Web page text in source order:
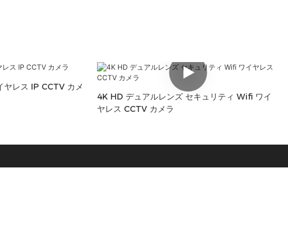
レス IP CCTV カメ
4K HD デュアルレンズ セキュリティ Wifi ワイ
ヤレス CCTV カメラ